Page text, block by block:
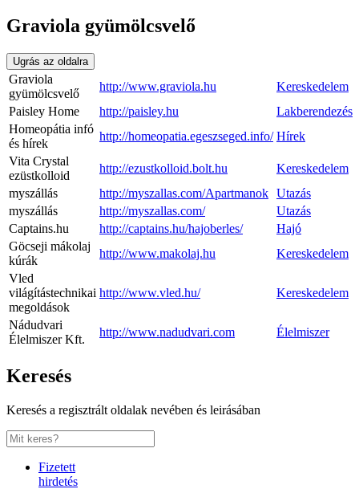
Graviola gyümölcsvelő
Ugrás az oldalra
Graviola
gyümölcsvelő
http://www.graviola.hu
Kereskedelem
Paisley Home
http://paisley.hu
Lakberendezés
Homeopátia infó
és hírek
http://homeopatia.egeszseged.info/ Hírek
Vita Crystal
ezüstkolloid
http://ezustkolloid.bolt.hu
Kereskedelem
myszállás
http://myszallas.com/Apartmanok Utazás
myszállás
http://myszallas.com/
Utazás
Captains.hu
http://captains.hu/hajoberles/
Hajó
Göcseji mákolaj
kúrák
http://www.makolaj.hu
Kereskedelem
Vled
világítástechnikai
megoldások
http://www.vled.hu/ Kereskedelem
Nádudvari
Élelmiszer Kft.
http://www.nadudvari.com Élelmiszer
Keresés
Keresés a regisztrált oldalak nevében és leirásában
Fizetett
hirdetés